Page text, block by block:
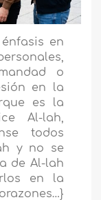
en
o
en la
es la
Al-lah,
todos
y no se
de Al-lah
en la